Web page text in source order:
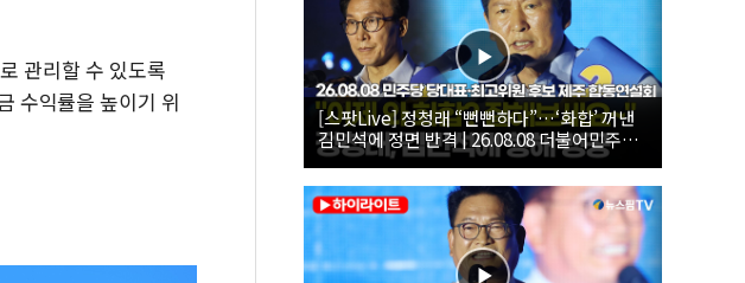
관리할 수 있도록
수익률을 높이기 위
[스팟Live] 정청래 “뻔뻔하다”…‘화합’ 꺼낸
김민석에 정면 반격 | 26.08.08 더불어민주당
당대표·최고위원 후보 제주 합동연설회